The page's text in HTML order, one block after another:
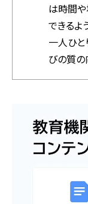
は時間
できるよ
一人ひ
びの質の